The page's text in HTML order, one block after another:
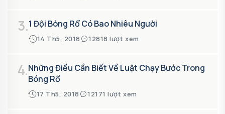
3.1 Đội Bóng Rổ Có Bao Nhiêu Người
14 Th5, 2018 12818 lượt xem
4.Những Điều Cần Biết Về Luật Chạy Bước Trong
Bóng Rổ
17 Th5, 2018 12171 lượt xem